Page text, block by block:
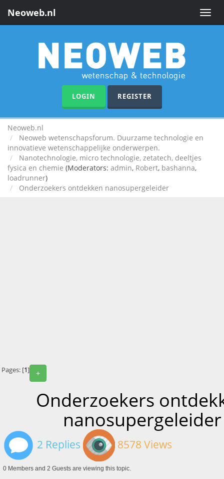
Toggle
Neoweb.nl
LOGIN REGISTER
Neoweb.nl
Neoweb wetenschapsforum. Duurzame technologie en
innovatieve wetenschappelijke onderwerpen.
Nanotechnologie, micro technologie, zetatech, deeltjes
fysica en chemie (Moderators: admin, Robert, bashanna,
loadrunner)
Onderzoekers ontdekken nanosupergeleider
+
Pages: [1]
Onderzoekers
nanosupergeleider
2 Replies 8578 Views
0 Members and 2 Guests are viewing this topic.